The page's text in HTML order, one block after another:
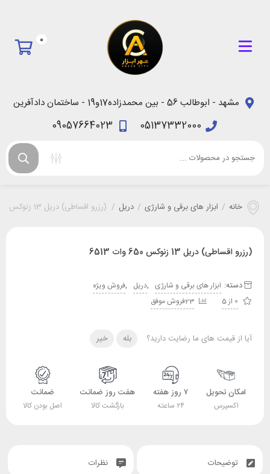
0
مشهد - ابوطالب 56 - بین محمدزاده17و19 - ساختمان دادآفرین
05137332000
09057664023
خانه / ابزار های برقی و شارژی / دریل / (رزرو اقساطی) دریل 13 زنوکس 650 وات 6513
(رزرو اقساطی) دریل 13 زنوکس 650 وات 6513
دسته: ابزار های برقی و شارژی ,دریل ,فروش ویژه
0 از 5
23فروش موفق
آیا از قیمت های ما رضایت دارید؟ بله خیر
امکان تحویل
اکسپرس
۷ روز هفته
۲۴ ساعته
هفت روز ضمانت
بازگشت کالا
ضمانت
اصل بودن کالا
توضیحات نظرات